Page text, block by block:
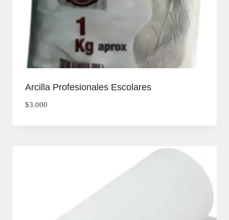
Arcilla Profesionales Escolares
$3.000